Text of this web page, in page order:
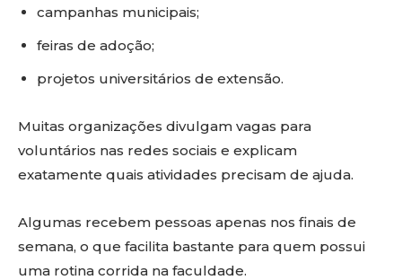
campanhas municipais;
feiras de adoção;
projetos universitários de extensão.
Muitas organizações divulgam vagas para
voluntários nas redes sociais e explicam
exatamente quais atividades precisam de ajuda.
Algumas recebem pessoas apenas nos finais de
semana, o que facilita bastante para quem possui
uma rotina corrida na faculdade.